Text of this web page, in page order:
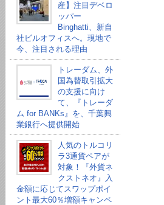
産】注目デベロ
ッパー
Binghatti、新自
社ビルオフィスへ。現地で
今、注目される理由
トレーダム、外
国為替取引拡大
の支援に向け
て、『トレーダ
ム for BANKs』を、千葉興
業銀行へ提供開始
人気のトルコリ
ラ3通貨ペアが
対象！『外貨ネ
クストネオ』入
金額に応じてスワップポイ
ント最大60％増額キャンペ